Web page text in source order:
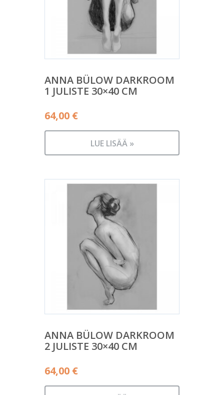
ANNA BÜLOW DARKROOM
1 JULISTE 30×40 CM
64,00 €
LUE LISÄÄ »
ANNA BÜLOW DARKROOM
2 JULISTE 30×40 CM
64,00 €